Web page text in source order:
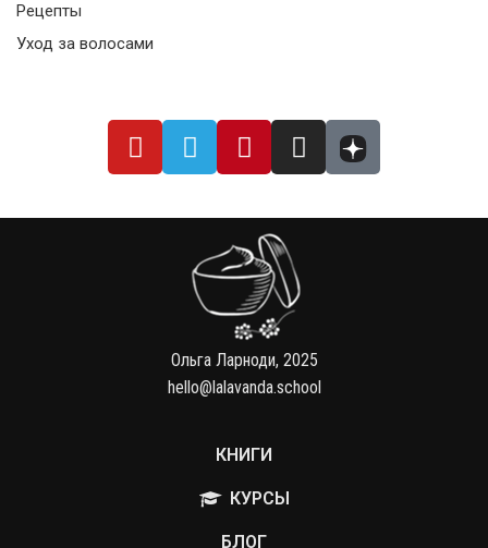
Рецепты
Уход за волосами
Ольга Ларноди, 2025
hello@lalavanda.school
КНИГИ
КУРСЫ
БЛОГ